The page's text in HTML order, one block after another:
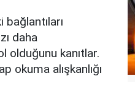
daha
olduğunu kanıtlar.
okuma alışkanlığı